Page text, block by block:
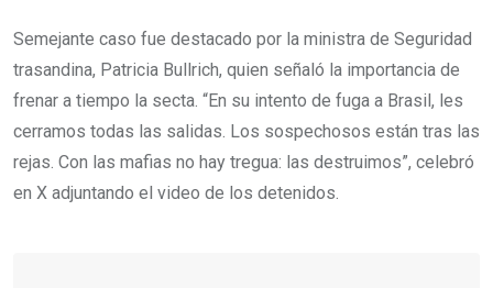
Semejante caso fue destacado por la ministra de Seguridad
trasandina, Patricia Bullrich, quien señaló la importancia de
frenar a tiempo la secta. “En su intento de fuga a Brasil, les
cerramos todas las salidas. Los sospechosos están tras las
rejas. Con las mafias no hay tregua: las destruimos”, celebró
en X adjuntando el video de los detenidos.